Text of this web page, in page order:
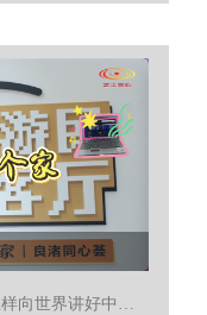
网络“真”探丨百万粉丝“95后”，怎样向世界讲好中国故事